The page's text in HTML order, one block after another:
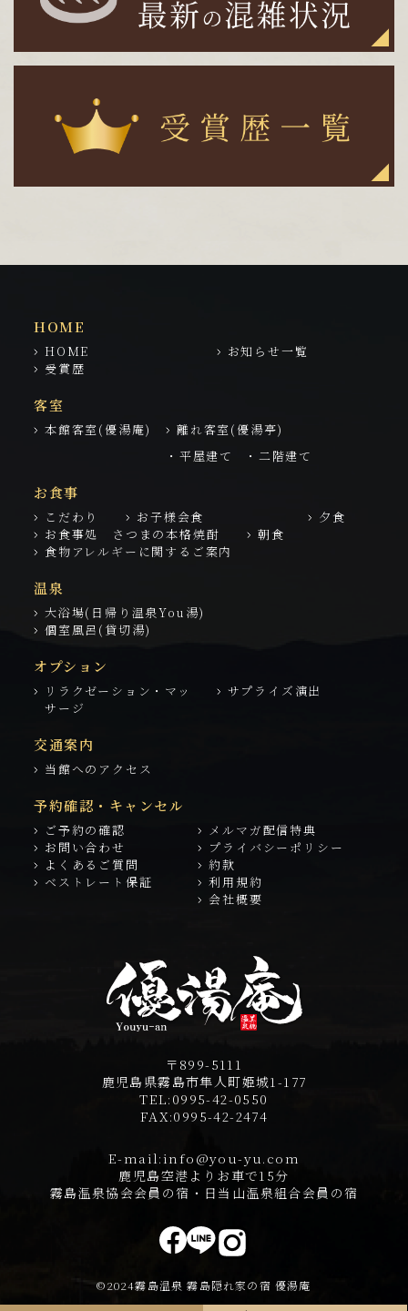
HOME
HOME
お知らせ一覧
受賞歴
客室
本館客室(優湯庵)
離れ客室(優湯亭)
・平屋建て
・二階建て
お食事
こだわり お子様会食
夕食
お食事処 さつまの本格焼酎
朝食
食物アレルギーに関するご案内
温泉
大浴場(日帰り温泉You湯)
個室風呂(貸切湯)
オプション
リラクゼーション・マッ
サージ
サプライズ演出
交通案内
当館へのアクセス
予約確認・キャンセル
ご予約の確認
メルマガ配信特典
お問い合わせ
プライバシーポリシー
よくあるご質問
約款
ベストレート保証
利用規約
会社概要
〒899-5111
鹿児島県霧島市隼人町姫城1-177
TEL: 0995-42-0550
FAX:0995-42-2474
E-mail:info@you-yu.com
鹿児島空港よりお車で15分
霧島温泉協会会員の宿・日当山温泉組合会員の宿
©2024霧島温泉 霧島隠れ家の宿 優湯庵